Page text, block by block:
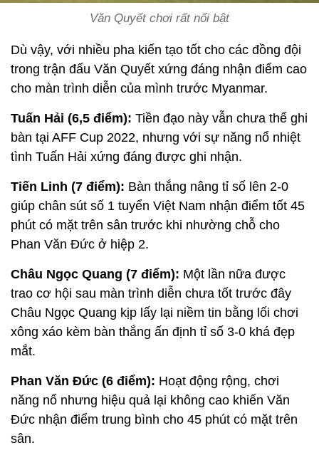
Văn Quyết chơi rất nổi bật
Dù vậy, với nhiều pha kiến tạo tốt cho các đồng đội
trong trận đấu Văn Quyết xứng đáng nhận điểm cao
cho màn trình diễn của mình trước Myanmar.
Tuấn Hải (6,5 điểm): Tiền đạo này vẫn chưa thể ghi
bàn tại AFF Cup 2022, nhưng với sự năng nổ nhiệt
tình Tuấn Hải xứng đáng được ghi nhận.
Tiến Linh (7 điểm): Bàn thắng nâng tỉ số lên 2-0
giúp chân sút số 1 tuyển Việt Nam nhận điểm tốt 45
phút có mặt trên sân trước khi nhường chỗ cho
Phan Văn Đức ở hiệp 2.
Châu Ngọc Quang (7 điểm): Một lần nữa được
trao cơ hội sau màn trình diễn chưa tốt trước đây
Châu Ngọc Quang kịp lấy lại niềm tin bằng lối chơi
xông xáo kèm bàn thắng ấn định tỉ số 3-0 khá đẹp
mắt.
Phan Văn Đức (6 điểm): Hoạt động rộng, chơi
năng nổ nhưng hiệu quả lại không cao khiến Văn
Đức nhận điểm trung bình cho 45 phút có mặt trên
sân.